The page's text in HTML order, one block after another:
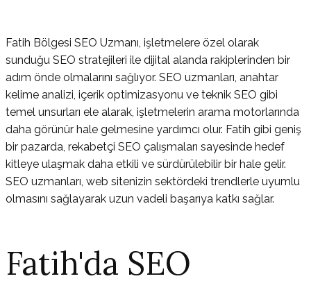
Fatih Bölgesi SEO Uzmanı, işletmelere özel olarak
sunduğu SEO stratejileri ile dijital alanda rakiplerinden bir
adım önde olmalarını sağlıyor. SEO uzmanları, anahtar
kelime analizi, içerik optimizasyonu ve teknik SEO gibi
temel unsurları ele alarak, işletmelerin arama motorlarında
daha görünür hale gelmesine yardımcı olur. Fatih gibi geniş
bir pazarda, rekabetçi SEO çalışmaları sayesinde hedef
kitleye ulaşmak daha etkili ve sürdürülebilir bir hale gelir.
SEO uzmanları, web sitenizin sektördeki trendlerle uyumlu
olmasını sağlayarak uzun vadeli başarıya katkı sağlar.
Fatih'da SEO